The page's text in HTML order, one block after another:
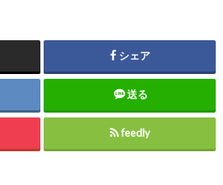
シェア
送る
feedly